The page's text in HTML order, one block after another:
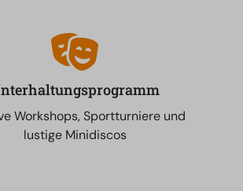
Workshops, Sportturniere und
lustige Minidiscos